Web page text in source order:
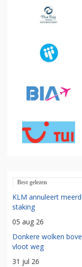
Best gelezen
KLM annuleert
staking
05 aug 26
Donkere wolken
vloot weg
31 jul 26